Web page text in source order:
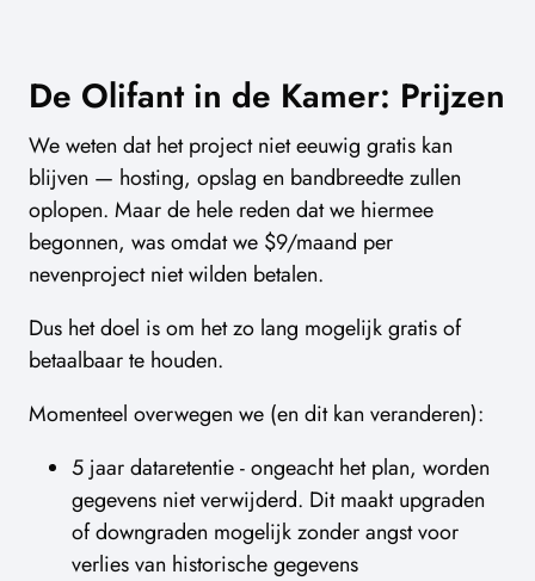
De Olifant in de Kamer: Prijzen
We weten dat het project niet eeuwig gratis kan
blijven — hosting, opslag en bandbreedte zullen
oplopen. Maar de hele reden dat we hiermee
begonnen, was omdat we $9/maand per
nevenproject niet wilden betalen.
Dus het doel is om het zo lang mogelijk gratis of
betaalbaar te houden.
Momenteel overwegen we (en dit kan veranderen):
5 jaar dataretentie - ongeacht het plan, worden
gegevens niet verwijderd. Dit maakt upgraden
of downgraden mogelijk zonder angst voor
verlies van historische gegevens